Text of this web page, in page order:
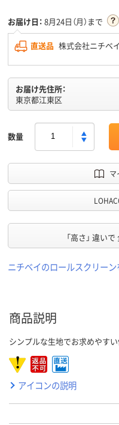
お届け日： 8月24日（月）まで
直送品 株式会社ニチベイ
お届け先住所：
東京都江東区
数量
マ
「高さ」 違いで
ニチベイのロールスクリー
商品説明
シンプルな生地でお求めやす
アイコンの説明